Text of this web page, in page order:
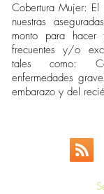
Cobertura Mujer:
nuestras
monto para hacer
frecuentes y/o
tales como:
enfermedades
embarazo y del